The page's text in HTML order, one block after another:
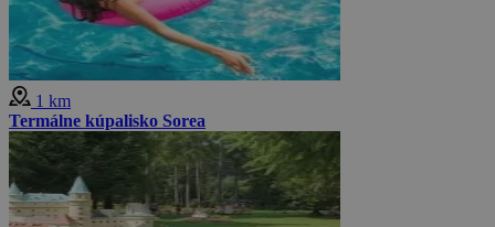
1 km
Termálne kúpalisko Sorea